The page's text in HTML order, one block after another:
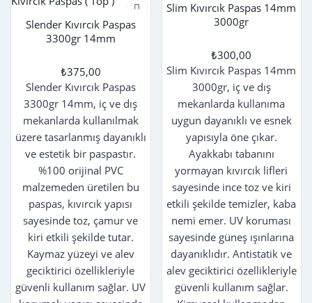
Slender Kıvırcık Paspas
3300gr 14mm
₺375,00
Slender Kıvırcık Paspas
3300gr 14mm, iç ve dış
mekanlarda kullanılmak
üzere tasarlanmış dayanıklı
ve estetik bir paspastır.
%100 orijinal PVC
malzemeden üretilen bu
paspas, kıvırcık yapısı
sayesinde toz, çamur ve
kiri etkili şekilde tutar.
Kaymaz yüzeyi ve alev
geciktirici özellikleriyle
güvenli kullanım sağlar. UV
Slim Kıvırcık Paspas 14mm
3000gr
₺300,00
Slim Kıvırcık Paspas 14mm
3000gr, iç ve dış
mekanlarda kullanıma
uygun dayanıklı ve esnek
yapısıyla öne çıkar.
Ayakkabı tabanını
yormayan kıvırcık lifleri
sayesinde ince toz ve kiri
etkili şekilde temizler, kaba
nemi emer. UV koruması
sayesinde güneş ışınlarına
dayanıklıdır. Antistatik ve
alev geciktirici özellikleriyle
güvenli kullanım sağlar.